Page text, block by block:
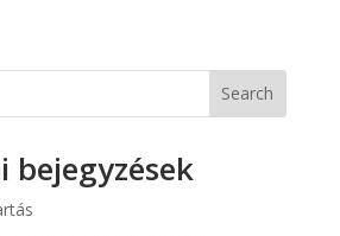
Search
bejegyzések